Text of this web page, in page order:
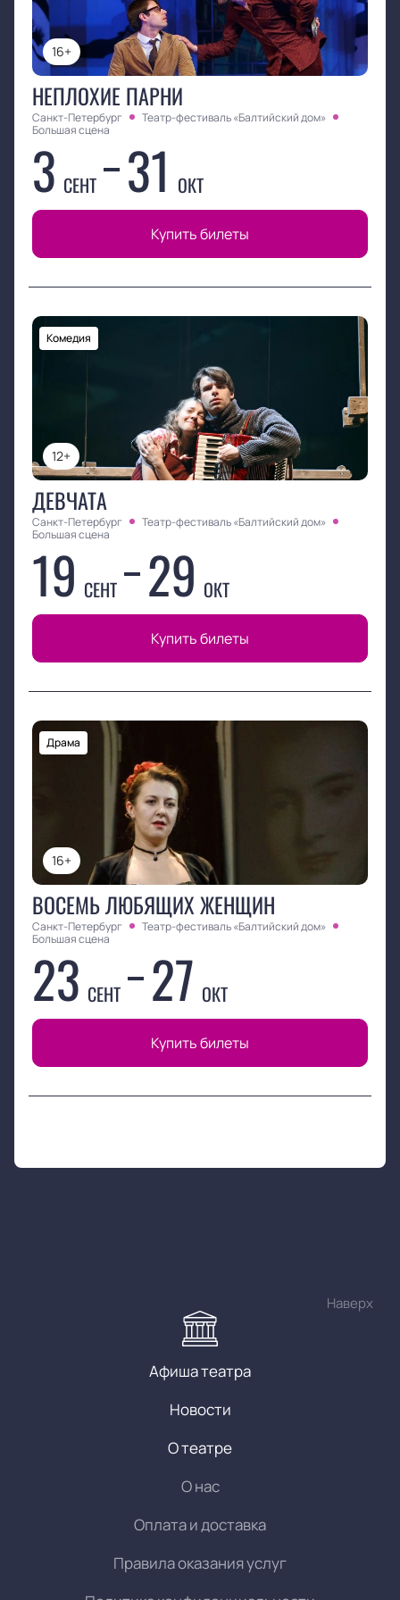
16+
НЕПЛОХИЕ ПАРНИ
Санкт-Петербург
Театр-фестиваль «Балтийский дом»
Большая сцена
3 СЕНТ 31 ОКТ
Купить билеты
12+
Комедия
ДЕВЧАТА
Санкт-Петербург
Театр-фестиваль «Балтийский дом»
Большая сцена
19 СЕНТ 29 ОКТ
Купить билеты
16+
Драма
ВОСЕМЬ ЛЮБЯЩИХ ЖЕНЩИН
Санкт-Петербург
Театр-фестиваль «Балтийский дом»
Большая сцена
23 СЕНТ 27 ОКТ
Купить билеты
Наверх
Афиша театра
Новости
О театре
О нас
Оплата и доставка
Правила оказания услуг